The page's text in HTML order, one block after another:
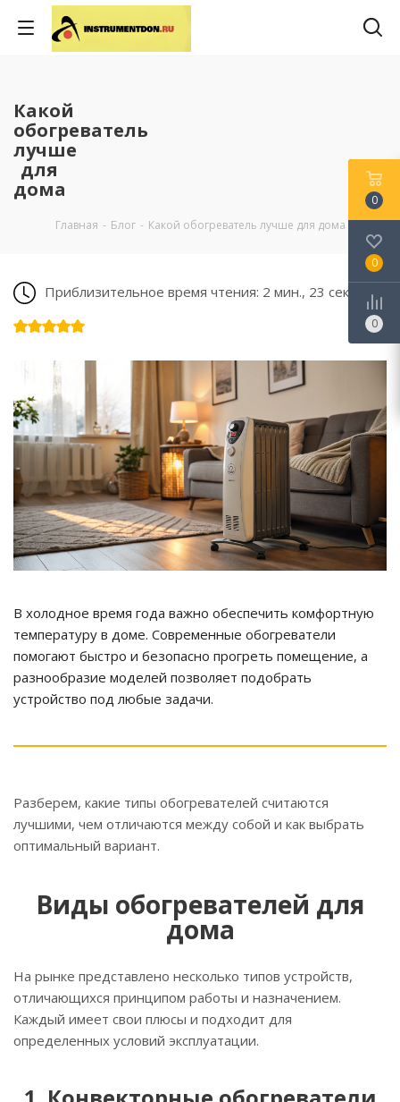
Какой
обогреватель
лучше
для
дома
Главная - Блог - Какой обогреватель лучше для дома
Приблизительное время чтения: 2 мин., 23 сек.
В холодное время года важно обеспечить комфортную
температуру в доме. Современные обогреватели
помогают быстро и безопасно прогреть помещение, а
разнообразие моделей позволяет подобрать
устройство под любые задачи.
Разберем, какие типы обогревателей считаются
лучшими, чем отличаются между собой и как выбрать
оптимальный вариант.
Виды обогревателей для
дома
На рынке представлено несколько типов устройств,
отличающихся принципом работы и назначением.
Каждый имеет свои плюсы и подходит для
определенных условий эксплуатации.
0
0
0